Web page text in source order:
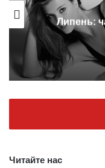
Липень:
Читайте нас